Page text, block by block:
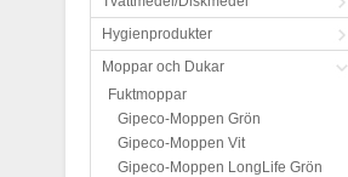
Hygienprodukter
Moppar och Dukar
Fuktmoppar
Gipeco-Moppen Grön
Gipeco-Moppen Vit
Gipeco-Moppen LongLife Grön